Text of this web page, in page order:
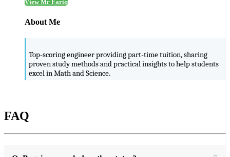
View Mr Fariq
About Me
Top-scoring engineer providing part-time tuition, sharing
proven study methods and practical insights to help students
excel in Math and Science.
FAQ